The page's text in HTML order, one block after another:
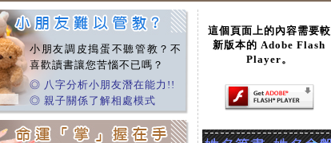
這個頁面上的內容需要較
新版本的 Adobe Flash
Player。
小朋友調皮搗蛋不聽管教？不
喜歡讀書讓您苦惱不已嗎？
◎ 八字分析小朋友潛在能力!!
◎ 親子關係了解相處模式